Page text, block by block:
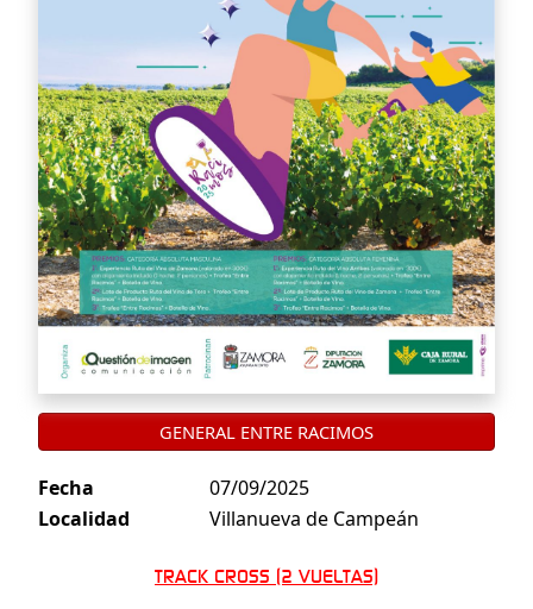
GENERAL ENTRE RACIMOS
Fecha
07/09/2025
Localidad
Villanueva de Campeán
TRACK CROSS (2 VUELTAS)